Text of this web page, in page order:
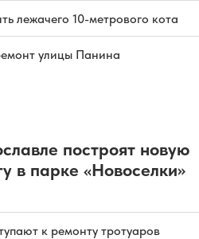
лежачего 10-метрового кота
улицы Панина
построят новую
в парке «Новоселки»
к ремонту тротуаров